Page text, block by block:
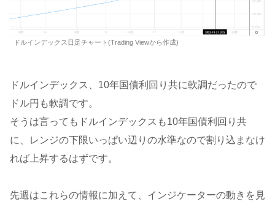
ドルインデックス日足チャート(Trading Viewから作成)
ドルインデックス、10年国債利回り共に軟調だったので
ドル円も軟調です。
そうは言ってもドルインデックスも10年国債利回り共
に、レンジの下限いっぱい辺りの水準なので割り込まなけ
れば上昇するはずです。
先週はこれらの情報に加えて、インジケーターの動きを見